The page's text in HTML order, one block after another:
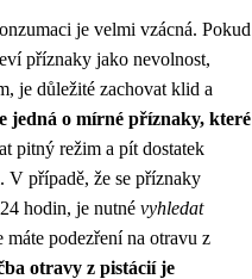
je velmi vzácná. Pokud
příznaky jako nevolnost,
je důležité zachovat klid a
jedná o mírné příznaky, které
pitný režim a pít dostatek
V případě, že se příznaky
hodin, je nutné vyhledat
máte podezření na otravu z
otravy z pistácií je